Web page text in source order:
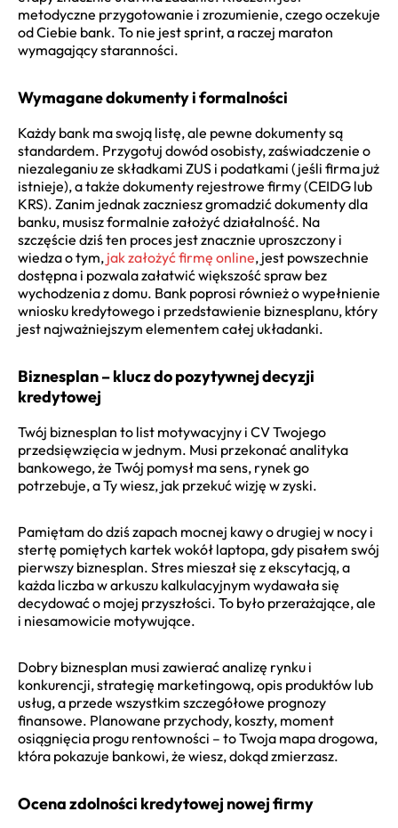
metodyczne przygotowanie i zrozumienie, czego oczekuje
od Ciebie bank. To nie jest sprint, a raczej maraton
wymagający staranności.
Wymagane dokumenty i formalności
Każdy bank ma swoją listę, ale pewne dokumenty są
standardem. Przygotuj dowód osobisty, zaświadczenie o
niezaleganiu ze składkami ZUS i podatkami (jeśli firma już
istnieje), a także dokumenty rejestrowe firmy (CEIDG lub
KRS). Zanim jednak zaczniesz gromadzić dokumenty dla
banku, musisz formalnie założyć działalność. Na
szczęście dziś ten proces jest znacznie uproszczony i
wiedza o tym, jak założyć firmę online, jest powszechnie
dostępna i pozwala załatwić większość spraw bez
wychodzenia z domu. Bank poprosi również o wypełnienie
wniosku kredytowego i przedstawienie biznesplanu, który
jest najważniejszym elementem całej układanki.
Biznesplan – klucz do pozytywnej decyzji
kredytowej
Twój biznesplan to list motywacyjny i CV Twojego
przedsięwzięcia w jednym. Musi przekonać analityka
bankowego, że Twój pomysł ma sens, rynek go
potrzebuje, a Ty wiesz, jak przekuć wizję w zyski.
Pamiętam do dziś zapach mocnej kawy o drugiej w nocy i
stertę pomiętych kartek wokół laptopa, gdy pisałem swój
pierwszy biznesplan. Stres mieszał się z ekscytacją, a
każda liczba w arkuszu kalkulacyjnym wydawała się
decydować o mojej przyszłości. To było przerażające, ale
i niesamowicie motywujące.
Dobry biznesplan musi zawierać analizę rynku i
konkurencji, strategię marketingową, opis produktów lub
usług, a przede wszystkim szczegółowe prognozy
finansowe. Planowane przychody, koszty, moment
osiągnięcia progu rentowności – to Twoja mapa drogowa,
która pokazuje bankowi, że wiesz, dokąd zmierzasz.
Ocena zdolności kredytowej nowej firmy